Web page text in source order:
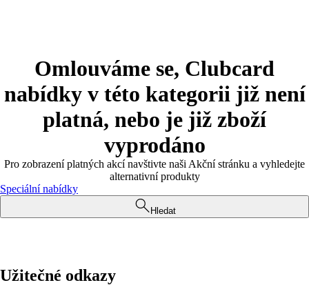
Omlouváme se, Clubcard
nabídky v této kategorii již není
platná, nebo je již zboží
vyprodáno
Pro zobrazení platných akcí navštivte naši Akční stránku a vyhledejte
alternativní produkty
Speciální nabídky
Hledat
Užitečné odkazy